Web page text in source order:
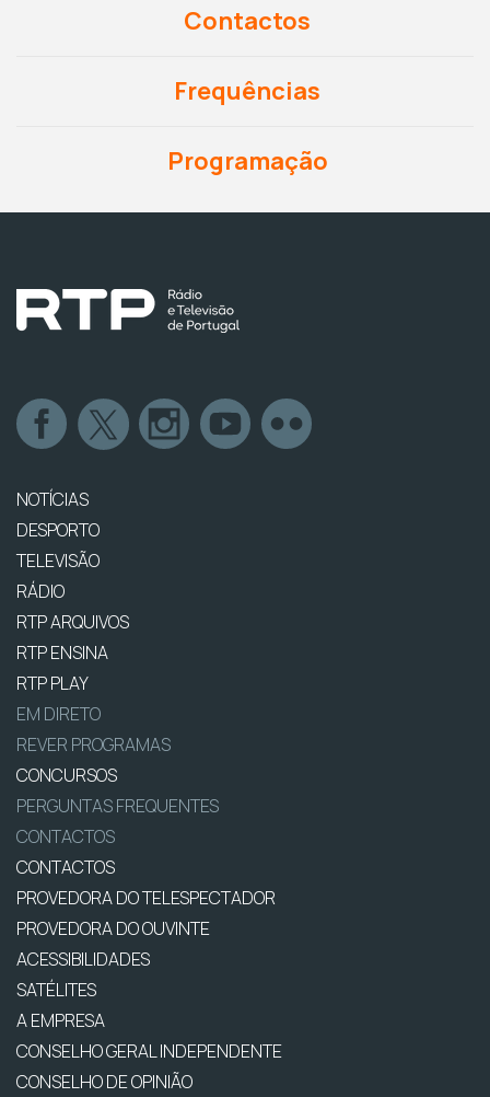
Contactos
Frequências
Programação
NOTÍCIAS
DESPORTO
TELEVISÃO
RÁDIO
RTP ARQUIVOS
RTP ENSINA
RTP PLAY
EM DIRETO
REVER PROGRAMAS
CONCURSOS
PERGUNTAS FREQUENTES
CONTACTOS
CONTACTOS
PROVEDORA DO TELESPECTADOR
PROVEDORA DO OUVINTE
ACESSIBILIDADES
SATÉLITES
A EMPRESA
CONSELHO GERAL INDEPENDENTE
CONSELHO DE OPINIÃO